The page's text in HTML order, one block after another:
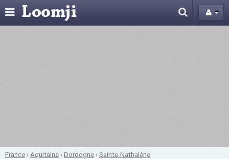
France › Aquitaine ›Dordogne ›Sainte-Nathalène